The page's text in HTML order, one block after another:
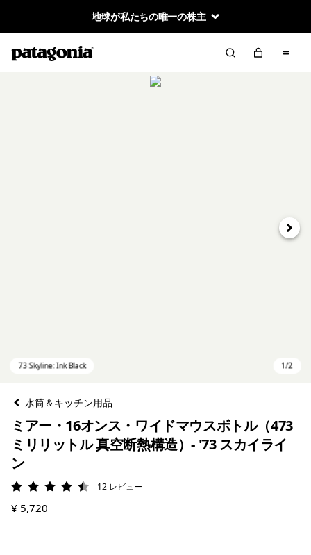
地球が私たちの唯一の株主
次へ
水筒＆キッチン用品
ミアー・16オンス・ワイドマウスボトル（473
ミリリットル 真空断熱構造）- '73 スカイライ
ン
評価: 4.4 / 5
12 レビュー
¥ 5,720